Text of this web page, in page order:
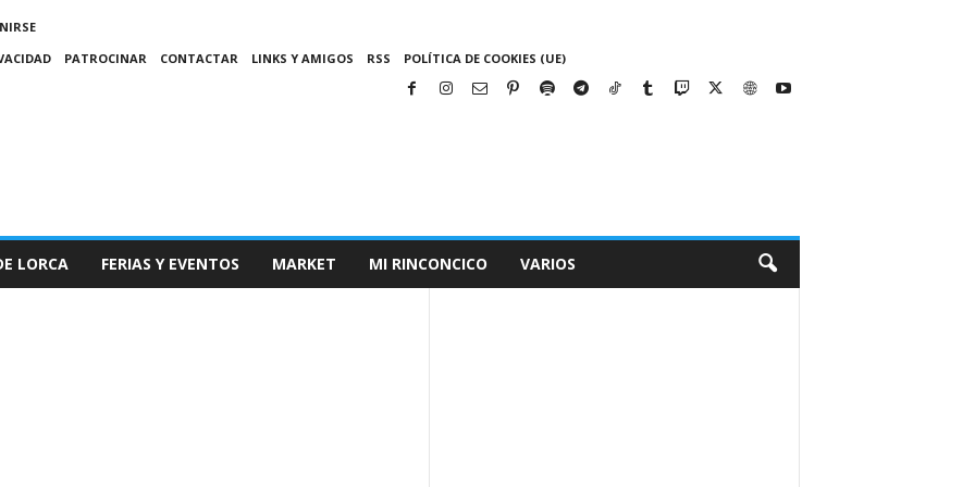
PATROCINAR CONTACTAR LINKS Y AMIGOS RSS POLÍTICA DE COOKIES (UE)
LORCA FERIAS Y EVENTOS MARKET MI RINCONCICO VARIOS